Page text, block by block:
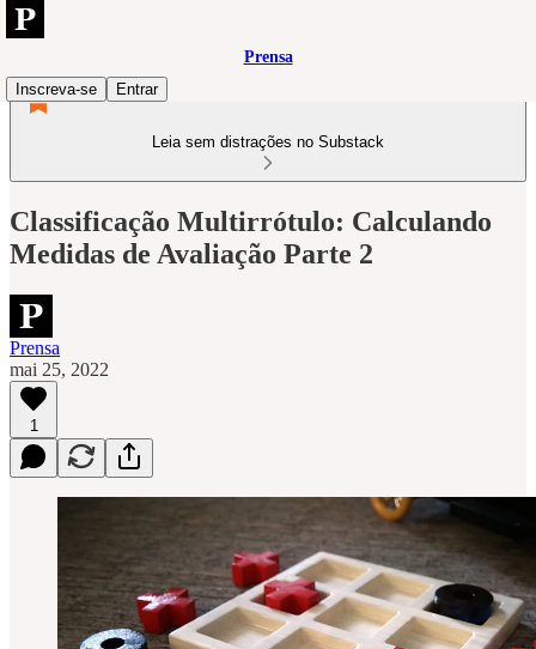
Prensa
Inscreva-se
Entrar
Leia sem distrações no Substack
Classificação Multirrótulo: Calculando
Medidas de Avaliação Parte 2
Prensa
mai 25, 2022
1